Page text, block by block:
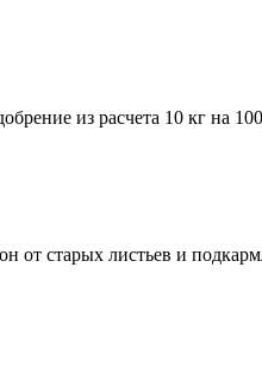
из расчета 10 кг
от старых листьев и